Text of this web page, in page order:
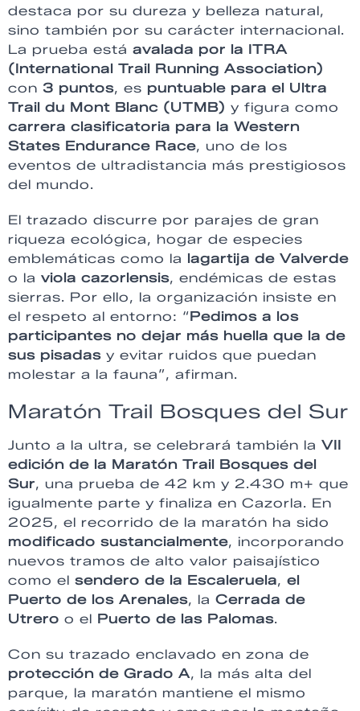
destaca por su dureza y belleza natural,
sino también por su carácter internacional.
La prueba está avalada por la ITRA
(International Trail Running Association)
con 3 puntos, es puntuable para el Ultra
Trail du Mont Blanc (UTMB) y figura como
carrera clasificatoria para la Western
States Endurance Race, uno de los
eventos de ultradistancia más prestigiosos
del mundo.
El trazado discurre por parajes de gran
riqueza ecológica, hogar de especies
emblemáticas como la lagartija de Valverde
o la viola cazorlensis, endémicas de estas
sierras. Por ello, la organización insiste en
el respeto al entorno: “Pedimos a los
participantes no dejar más huella que la de
sus pisadas y evitar ruidos que puedan
molestar a la fauna”, afirman.
Maratón Trail Bosques del Sur
Junto a la ultra, se celebrará también la VII
edición de la Maratón Trail Bosques del
Sur, una prueba de 42 km y 2.430 m+ que
igualmente parte y finaliza en Cazorla. En
2025, el recorrido de la maratón ha sido
modificado sustancialmente, incorporando
nuevos tramos de alto valor paisajístico
como el sendero de la Escaleruela, el
Puerto de los Arenales, la Cerrada de
Utrero o el Puerto de las Palomas.
Con su trazado enclavado en zona de
protección de Grado A, la más alta del
parque, la maratón mantiene el mismo